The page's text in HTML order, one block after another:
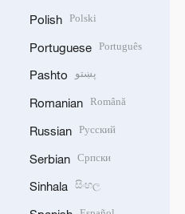
Polish Polski
Portuguese Português
Pashto پښتو
Romanian Română
Russian Русский
Serbian Српски
Sinhala සිංහල